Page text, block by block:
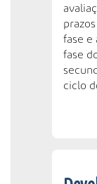
fase e
fase
ciclo